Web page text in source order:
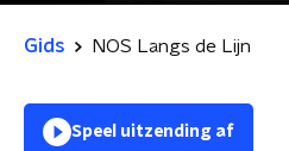
Gids NOS Langs de Lijn
Speel uitzending af